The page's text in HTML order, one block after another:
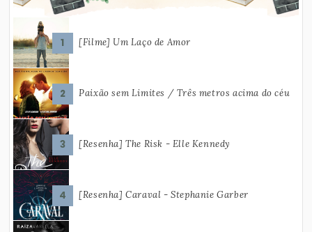
[Filme] Um Laço de Amor
Paixão sem Limites / Três metros acima do céu
[Resenha] The Risk - Elle Kennedy
[Resenha] Caraval - Stephanie Garber